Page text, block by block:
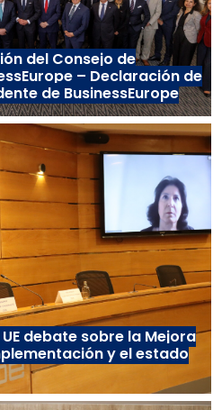
del Consejo de
– Declaración de
de BusinessEurope
UE debate sobre la Mejora
y el estado